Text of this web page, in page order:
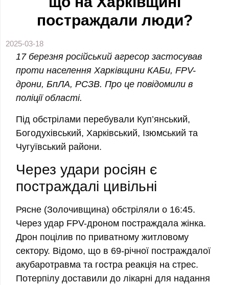
постраждали люди?
2025-03-18
17 березня російський агресор застосував
проти населення Харківщини КАБи, FPV-
дрони, БпЛА, РСЗВ. Про це повідомили в
поліції області.
Під обстрілами перебували Куп’янський,
Богодухівський, Харківський, Ізюмський та
Чугуївський райони.
Через удари росіян є
постраждалі цивільні
Рясне (Золочивщина) обстріляли о 16:45.
Через удар FPV-дроном постраждала жінка.
Дрон поцілив по приватному житловому
сектору. Відомо, що в 69-річної постраждалої
акубаротравма та гостра реакція на стрес.
Потерпілу доставили до лікарні для надання